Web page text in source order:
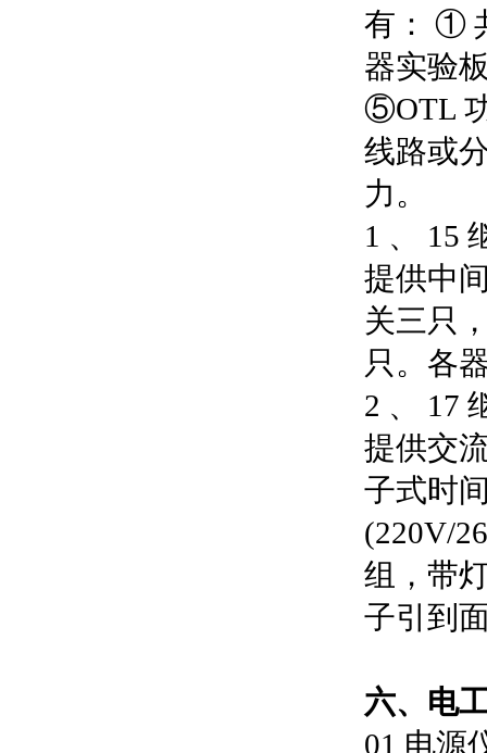
有： ①
器实验
⑤OTL
线路或
力。
1 、 15
提供中
关三只
只。各
2 、 17
提供交
子式时
(220V/
组，带
子引到
六、 电
01 电源